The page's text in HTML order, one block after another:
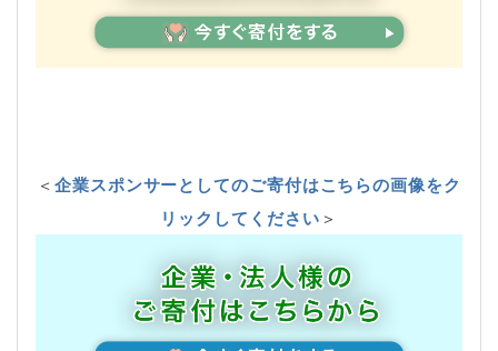
＜企業スポンサーとしてのご寄付はこちらの画像をク
リックしてください＞